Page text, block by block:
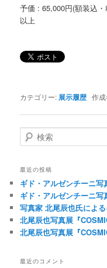
予価 : 65,000円(額装込
以上
カテゴリー: 展示履歴 作
検索
最近の投稿
ギド・アルゼンチーニ
ギド・アルゼンチーニ
写真家 北尾辰也氏によ
北尾辰也写真展『
北尾辰也写真展『
最近のコメント